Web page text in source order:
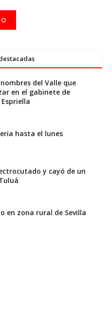
del Valle que
en el gabinete de
hasta el lunes
y cayó de un
en zona rural de Sevilla